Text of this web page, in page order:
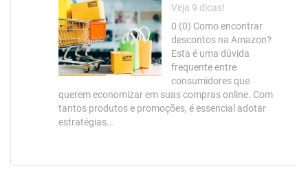
Veja 9 dicas!
0 (0) Como encontrar
descontos na Amazon?
Esta é uma dúvida
frequente entre
consumidores que
querem economizar em suas compras online. Com
tantos produtos e promoções, é essencial adotar
estratégias...